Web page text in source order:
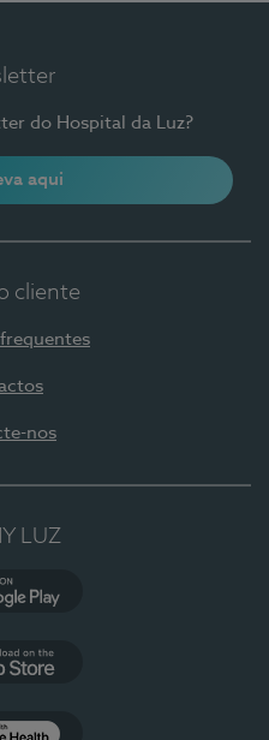
do Hospital da Luz?
aqui
cliente
nos
LUZ